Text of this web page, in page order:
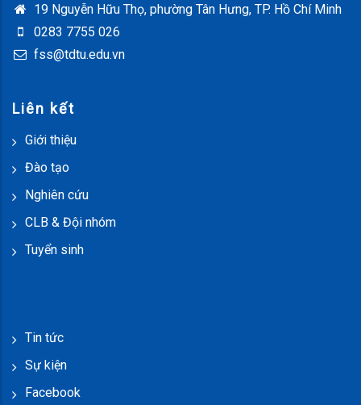
19 Nguyễn Hữu Thọ, phường Tân Hưng, TP. Hồ Chí Minh
0283 7755 026
fss@tdtu.edu.vn
Liên kết
Giới thiệu
Đào tạo
Nghiên cứu
CLB & Đội nhóm
Tuyển sinh
Tin tức
Sự kiện
Facebook